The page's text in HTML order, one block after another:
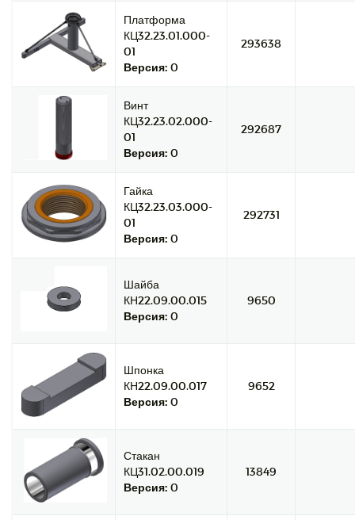
Платформа
КЦ32.23.01.000-
01
Версия: 0
293638
Винт
КЦ32.23.02.000-
01
Версия: 0
292687
Гайка
КЦ32.23.03.000-
01
Версия: 0
292731
Шайба
КН22.09.00.015
Версия: 0
9650
Шпонка
КН22.09.00.017
Версия: 0
9652
Стакан
КЦ31.02.00.019
Версия: 0
13849